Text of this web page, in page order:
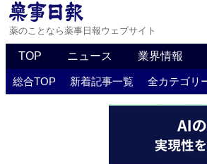
薬のことなら薬事日報ウェブサイト
TOP ニュース 業界情報
総合TOP 新着記事一覧 全カテゴリ